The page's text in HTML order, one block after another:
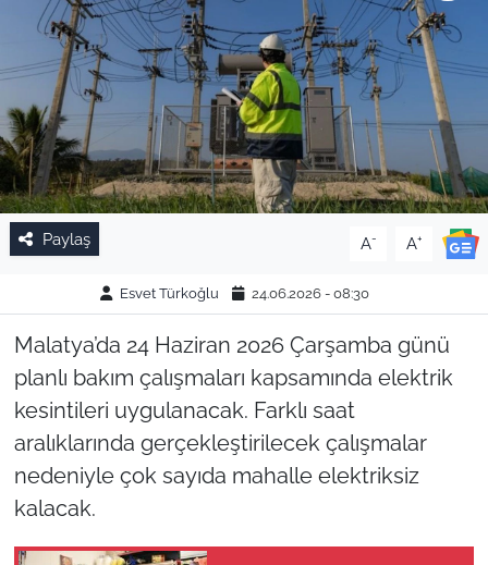
Paylaş A- A+
Esvet Türkoğlu 24.06.2026 - 08:30
Malatya’da 24 Haziran 2026 Çarşamba günü
planlı bakım çalışmaları kapsamında elektrik
kesintileri uygulanacak. Farklı saat
aralıklarında gerçekleştirilecek çalışmalar
nedeniyle çok sayıda mahalle elektriksiz
kalacak.